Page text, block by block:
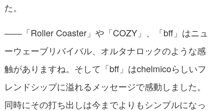
た。
――「Roller Coaster」や「COZY」、「bff」はニュ
ーウェーブリバイバル、オルタナロックのような感
触がありますね。そして「bff」はchelmicoらしいフ
レンドシップに溢れるメッセージで感動しました。
同時にその打ち出しは今までよりもシンプルになっ